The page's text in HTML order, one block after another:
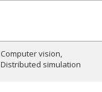
Computer vision
Distributed simulation